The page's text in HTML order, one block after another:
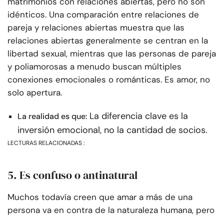
idénticos. Una comparación entre relaciones de
pareja y relaciones abiertas muestra que las
relaciones abiertas generalmente se centran en la
libertad sexual, mientras que las personas de pareja
y poliamorosas a menudo buscan múltiples
conexiones emocionales o románticas. Es amor, no
solo apertura.
La realidad es que: La diferencia clave es la
inversión emocional, no la cantidad de socios.
LECTURAS RELACIONADAS :
5. Es confuso o antinatural
Muchos todavía creen que amar a más de una
persona va en contra de la naturaleza humana, pero